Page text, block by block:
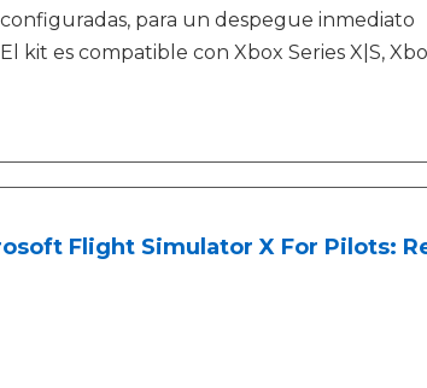
configuradas, para un despegue inmediato
El kit es compatible con Xbox Series X|S,
Flight Simulator X For Pilots: